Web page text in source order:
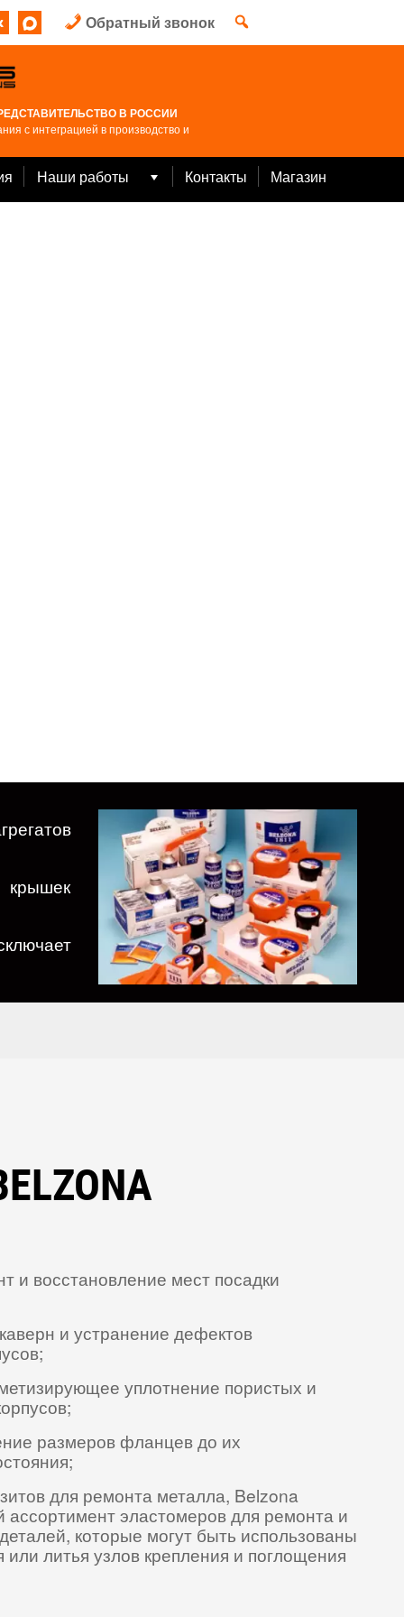
Обратный звонок
В РОССИИ
с интеграцией в производство и
Наши работы
Open
Контакты Магазин
крышек
и восстановление мест посадки
и устранение дефектов
уплотнение пористых и
размеров фланцев до их
для ремонта металла, Belzona
ассортимент эластомеров для ремонта и
которые могут быть использованы
или литья узлов крепления и поглощения